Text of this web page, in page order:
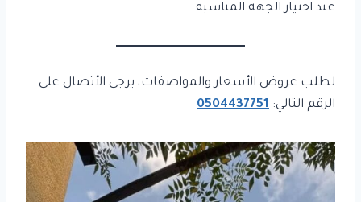
عند اختيار الجهة المناسبة.
لطلب عروض الأسعار والمواصفات، يرجى الأتصال على
الرقم التالي: 0504437751